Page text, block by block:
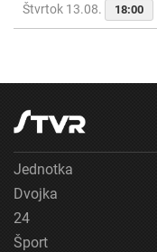
Štvrtok 13.08. 18:00
Jednotka
Dvojka
24
Šport